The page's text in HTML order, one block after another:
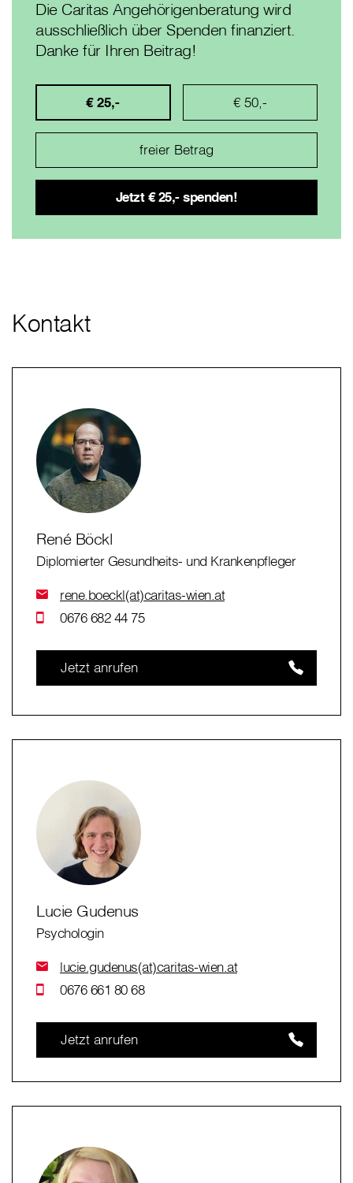
Die Caritas Angehörigenberatung wird
ausschließlich über Spenden finanziert.
Danke für Ihren Beitrag!
€ 25,- € 50,-
Kontakt
René Böckl
Diplomierter Gesundheits- und Krankenpfleger
rene.boeckl(at)caritas-wien.at
0676 682 44 75
Jetzt anrufen
Lucie Gudenus
Psychologin
lucie.gudenus(at)caritas-wien.at
0676 661 80 68
Jetzt anrufen